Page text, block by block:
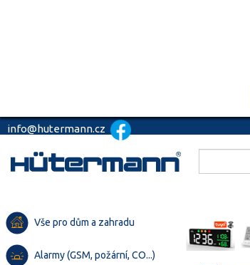
info@hutermann.cz
Vše pro dům a zahradu
Alarmy (GSM, požární, CO...)